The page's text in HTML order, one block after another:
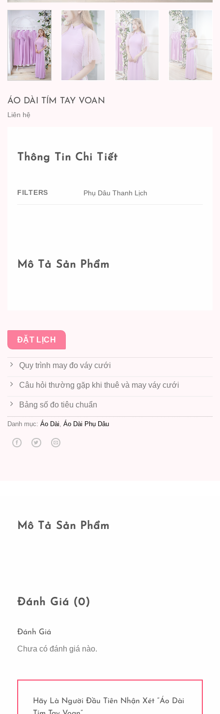
ÁO DÀI TÍM TAY VOAN
Liên hệ
Thông Tin Chi Tiết
FILTERS Phụ Dâu Thanh Lịch
Mô Tả Sản Phẩm
ĐẶT LỊCH
Quy trình may đo váy cưới
Câu hỏi thường gặp khi thuê và may váy cưới
Bảng số đo tiêu chuẩn
Danh mục: Áo Dài Áo Dài Phụ Dâu
Mô Tả Sản Phẩm
Đánh Giá (0)
Đánh Giá
Chưa có đánh giá nào.
Hãy Là Người Đầu Tiên Nhận Xét “Áo Dài